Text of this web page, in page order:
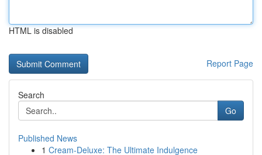
HTML is disabled
Report Page
Search
Go
Published News
1 Cream-Deluxe: The Ultimate Indulgence